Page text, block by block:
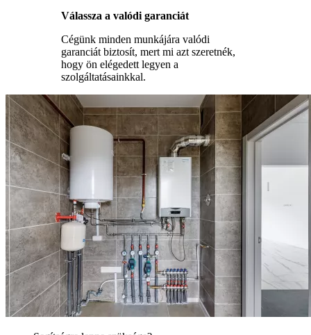
Válassza a valódi garanciát
Cégünk minden munkájára valódi
garanciát biztosít, mert mi azt szeretnék,
hogy ön elégedett legyen a
szolgáltatásainkkal.